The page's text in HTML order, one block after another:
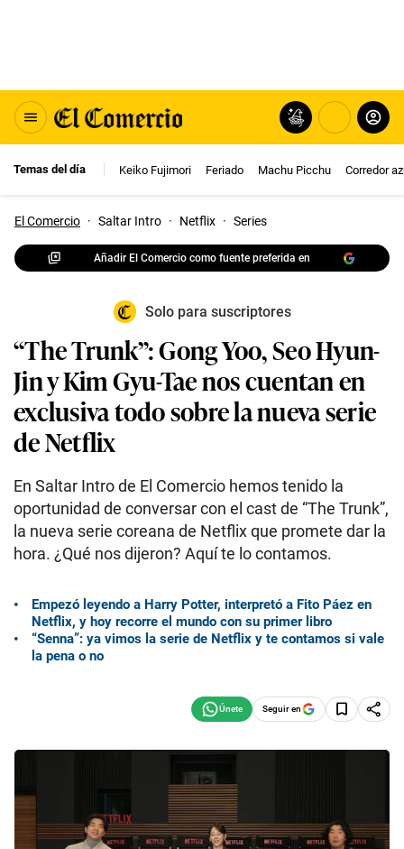
Temas del día Keiko Fujimori Feriado Machu Picchu Corredor
El Comercio · Saltar Intro · Netflix · Series
Añadir El Comercio como fuente preferida en
Solo para suscriptores
“The Trunk”: Gong Yoo, Seo Hyun-
Jin y Kim Gyu-Tae nos cuentan en
exclusiva todo sobre la nueva serie
de Netflix
En Saltar Intro de El Comercio hemos tenido la
oportunidad de conversar con el cast de “The Trunk”,
la nueva serie coreana de Netflix que promete dar la
hora. ¿Qué nos dijeron? Aquí te lo contamos.
Empezó leyendo a Harry Potter, interpretó a Fito Páez en
Netflix, y hoy recorre el mundo con su primer libro
“Senna”: ya vimos la serie de Netflix y te contamos si vale
la pena o no
Seguir en